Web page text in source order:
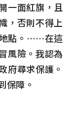
一面紅旗，且
，否則不得上
地點。……在這
風險。我認為
府尋求保護。
保障。